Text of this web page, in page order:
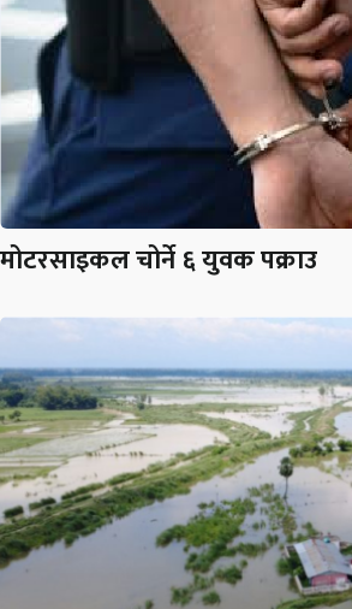
मोटरसाइकल चोर्ने ६ युवक पक्राउ